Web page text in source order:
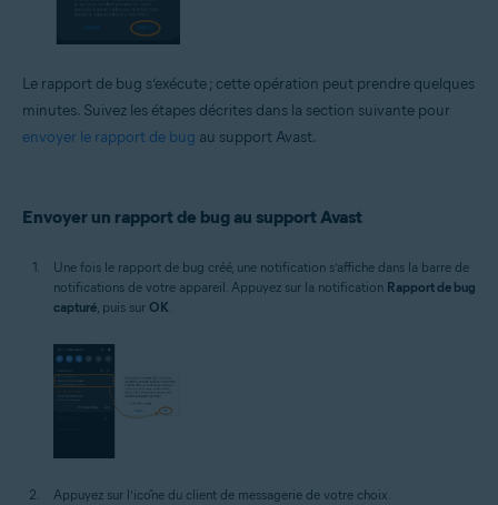
Le rapport de bug s’exécute ; cette opération peut prendre quelques
minutes. Suivez les étapes décrites dans la section suivante pour
envoyer le rapport de bug au support Avast.
Envoyer un rapport de bug au support Avast
Une fois le rapport de bug créé, une notification s’affiche dans la barre de
notifications de votre appareil. Appuyez sur la notification Rapport de bug
capturé, puis sur OK.
Appuyez sur l’icône du client de messagerie de votre choix.